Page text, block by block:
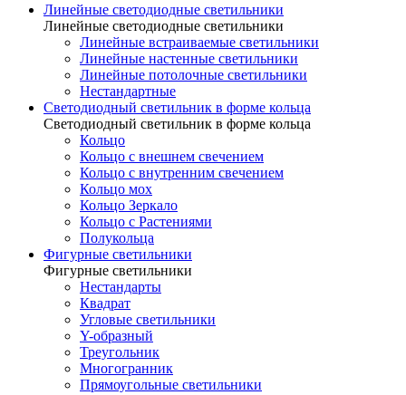
Линейные светодиодные светильники
Линейные светодиодные светильники
Линейные встраиваемые светильники
Линейные настенные светильники
Линейные потолочные светильники
Нестандартные
Светодиодный светильник в форме кольца
Светодиодный светильник в форме кольца
Кольцо
Кольцо с внешнем свечением
Кольцо с внутренним свечением
Кольцо мох
Кольцо Зеркало
Кольцо с Растениями
Полукольца
Фигурные светильники
Фигурные светильники
Нестандарты
Квадрат
Угловые светильники
Y-образный
Треугольник
Многогранник
Прямоугольные светильники